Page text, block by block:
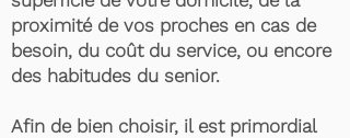
proximité de vos proches en cas de
besoin, du coût du service, ou encore
des habitudes du senior.
Afin de bien choisir, il est primordial